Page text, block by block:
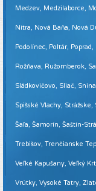
Medzev, Medzilaborce,
Nitra, Nová Baňa, Nová
Podolínec, Poltár,
Rožňava, Ružomberok,
Sládkovičovo, Sliač,
Spišské Vlachy,
Šaľa, Šamorín, Šaštín-
Trebišov, Trenčianske
Veľké Kapušany, Veľký
Vrútky, Vysoké Tatry,